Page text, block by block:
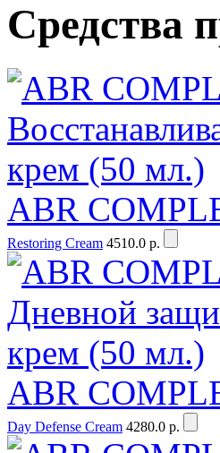
Средства
ABR
Restoring Cream 4510.0 р.
ABR
Day Defense Cream 4280.0 р.